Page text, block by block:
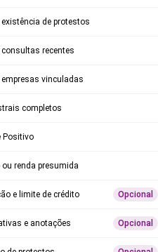
de protestos
recentes
vinculadas
completos
Positivo
renda presumida
e limite de crédito Opcional
e anotações Opcional